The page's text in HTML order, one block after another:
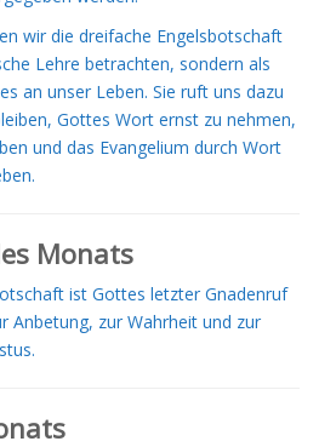
wir die dreifache Engelsbotschaft
Lehre betrachten, sondern als
an unser Leben. Sie ruft uns dazu
Gottes Wort ernst zu nehmen,
und das Evangelium durch Wort
Monats
ist Gottes letzter Gnadenruf
Anbetung, zur Wahrheit und zur